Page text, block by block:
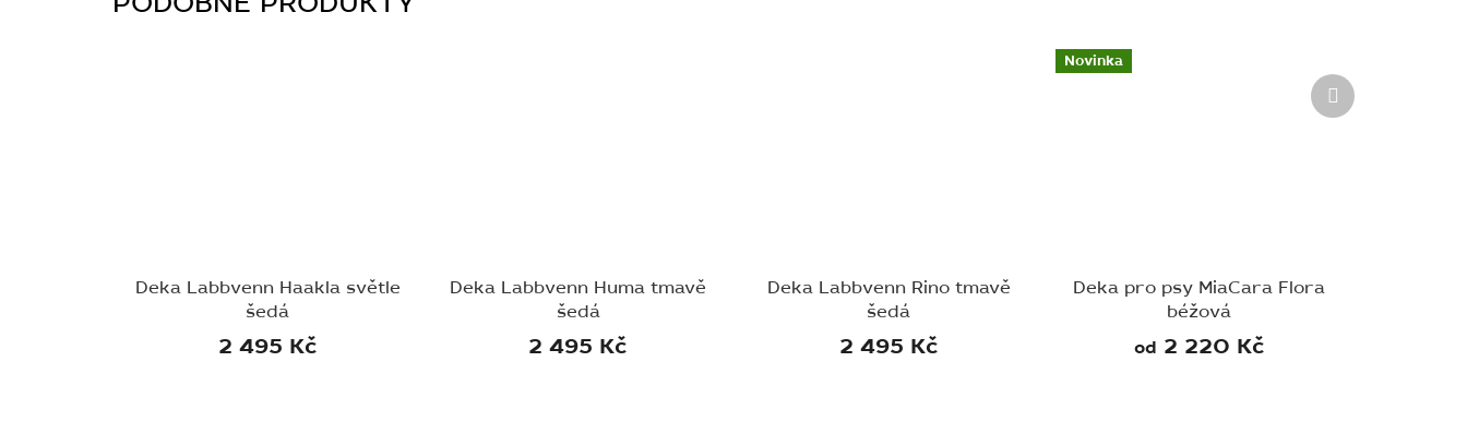
Deka Labbvenn Haakla světle
šedá
2 495 Kč
Deka Labbvenn Huma tmavě
šedá
2 495 Kč
Deka Labbvenn Rino tmavě
šedá
2 495 Kč
Novinka
Deka pro psy MiaCara Flora
béžová
od 2 220 Kč
Další
produkt